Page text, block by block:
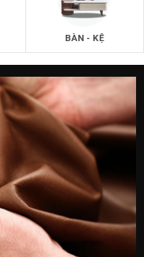
BÀN - KỆ